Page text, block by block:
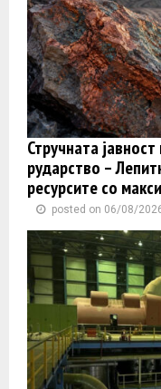
Стручната
рударство –
ресурсите со
posted on 06/08/